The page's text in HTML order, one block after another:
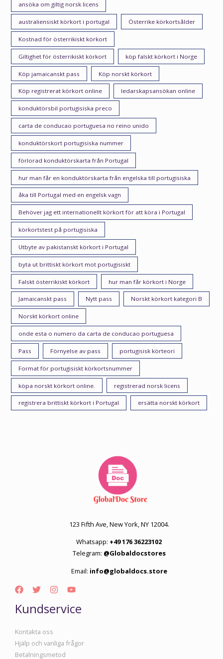
ansöka om giltig norsk licens
australiensiskt körkort i portugal Österrike körkortsålder
Kostnad för österrikiskt körkort
Giltighet för österrikiskt körkort köp falskt körkort i Norge
Köp jamaicanskt pass Köp norskt körkort
Köp registrerat körkort online ledarskapsansökan online
konduktörsbil portugisiska preco
carta de conducao portuguesa no reino unido
konduktörskort portugisiska nummer
förlorad konduktörskarta från Portugal
hur man får en konduktörskarta från engelska till portugisiska
åka till Portugal med en engelsk vagn
Behöver jag ett internationellt körkort för att köra i Portugal
körkortstest på portugisiska
Utbyte av pakistanskt körkort i Portugal
byta ut brittiskt körkort mot portugisiskt
Falskt österrikiskt körkort hur man får körkort i Norge
Jamaicanskt pass Nytt pass Norskt körkort kategori B
Norskt körkort online
onde esta o numero da carta de conducao portuguesa
Pass Förnyelse av pass portugisisk körteori
Format för portugisiskt körkortsnummer
köpa norskt körkort online. registrerad norsk licens
registrera brittiskt körkort i Portugal ersätta norskt körkort
123 Fifth Ave, New York, NY 12004.
Whatsapp: +49 176 36223102
Telegram: @Globaldocstores
Email: info@globaldocs.store
Kundservice
Kontakta oss
Hjälp och vanliga frågor
Betalningsmetod